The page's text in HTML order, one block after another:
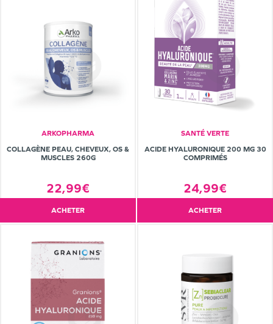
ARKOPHARMA
COLLAGÈNE PEAU, CHEVEUX, OS &
MUSCLES 260G
22,99€
ACHETER
SANTÉ VERTE
ACIDE HYALURONIQUE 200 MG 30
COMPRIMÉS
24,99€
ACHETER